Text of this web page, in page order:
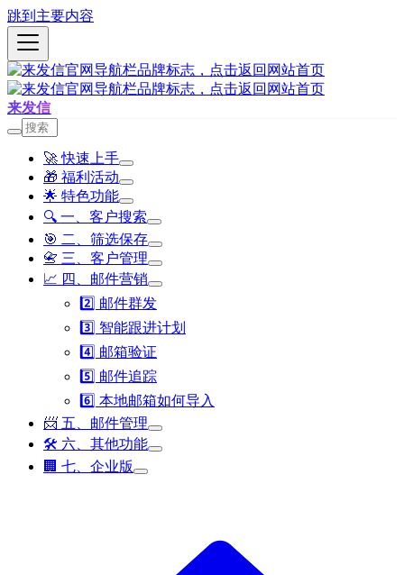
跳到主要内容
来发信
🚀 快速上手
🎁 福利活动
🌟 特色功能
🔍 一、客户搜索
🎯 二、筛选保存
📇 三、客户管理
📈 四、邮件营销
2️⃣ 邮件群发
3️⃣ 智能跟进计划
4️⃣ 邮箱验证
5️⃣ 邮件追踪
6️⃣ 本地邮箱如何导入
📨 五、邮件管理
🛠️ 六、其他功能
🏢 七、企业版